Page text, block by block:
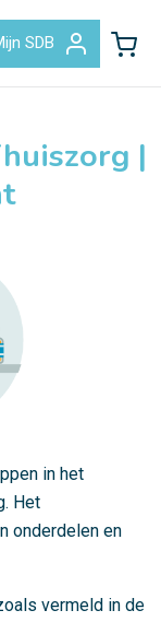
SDB
|
in het
Het
onderdelen en
vermeld in de